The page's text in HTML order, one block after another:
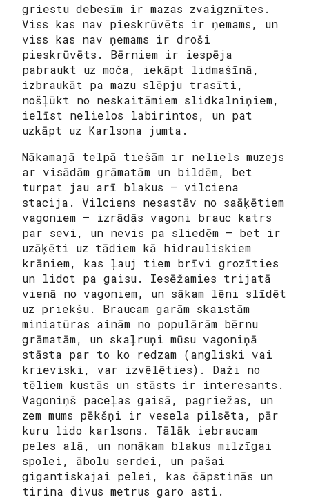
griestu debesīm ir mazas zvaigznītes.
Viss kas nav pieskrūvēts ir ņemams, un
viss kas nav ņemams ir droši
pieskrūvēts. Bērniem ir iespēja
pabraukt uz moča, iekāpt lidmašīnā,
izbraukāt pa mazu slēpju trasīti,
nošļūkt no neskaitāmiem slidkalniņiem,
ielīst nelielos labirintos, un pat
uzkāpt uz Karlsona jumta.
Nākamajā telpā tiešām ir neliels muzejs
ar visādām grāmatām un bildēm, bet
turpat jau arī blakus – vilciena
stacija. Vilciens nesastāv no saāķētiem
vagoniem – izrādās vagoni brauc katrs
par sevi, un nevis pa sliedēm – bet ir
uzāķēti uz tādiem kā hidrauliskiem
krāniem, kas ļauj tiem brīvi grozīties
un lidot pa gaisu. Iesēžamies trijatā
vienā no vagoniem, un sākam lēni slīdēt
uz priekšu. Braucam garām skaistām
miniatūras ainām no populārām bērnu
grāmatām, un skaļruņi mūsu vagoniņā
stāsta par to ko redzam (angliski vai
krieviski, var izvēlēties). Daži no
tēliem kustās un stāsts ir interesants.
Vagoniņš paceļas gaisā, pagriežas, un
zem mums pēkšņi ir vesela pilsēta, pār
kuru lido karlsons. Tālāk iebraucam
peles alā, un nonākam blakus milzīgai
spolei, ābolu serdei, un pašai
gigantiskajai pelei, kas čāpstinās un
tirina divus metrus garo asti.